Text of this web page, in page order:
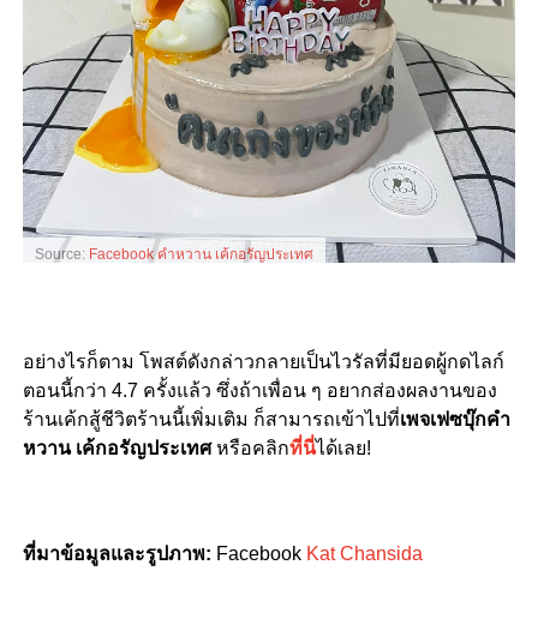
Source: Facebook คำหวาน เค้กอรัญประเทศ
อย่างไรก็ตาม โพสต์ดังกล่าวกลายเป็นไวรัลที่มียอดผู้กดไลก์
ตอนนี้กว่า 4.7 ครั้งแล้ว ซึ่งถ้าเพื่อน ๆ อยากส่องผลงานของ
ร้านเค้กสู้ชีวิตร้านนี้เพิ่มเติม ก็สามารถเข้าไปที่เพจเฟซบุ๊กคำ
หวาน เค้กอรัญประเทศหรือคลิกที่นี่ได้เลย!
ที่มาข้อมูลและรูปภาพ: Facebook Kat Chansida